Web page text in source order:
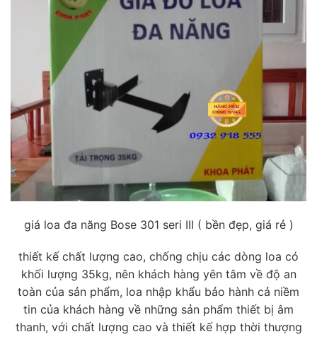
giá loa đa năng Bose 301 seri III ( bền đẹp, giá rẻ )
thiết kế chất lượng cao, chống chịu các dòng loa có
khối lượng 35kg, nên khách hàng yên tâm về độ an
toàn của sản phẩm, loa nhập khẩu bảo hành cả niềm
tin của khách hàng về những sản phẩm thiết bị âm
thanh, với chất lượng cao và thiết kế hợp thời thượng